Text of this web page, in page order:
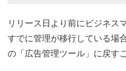
リリース日より前にビジネス
すでに管理が移行している場
の「広告管理ツール」に戻す